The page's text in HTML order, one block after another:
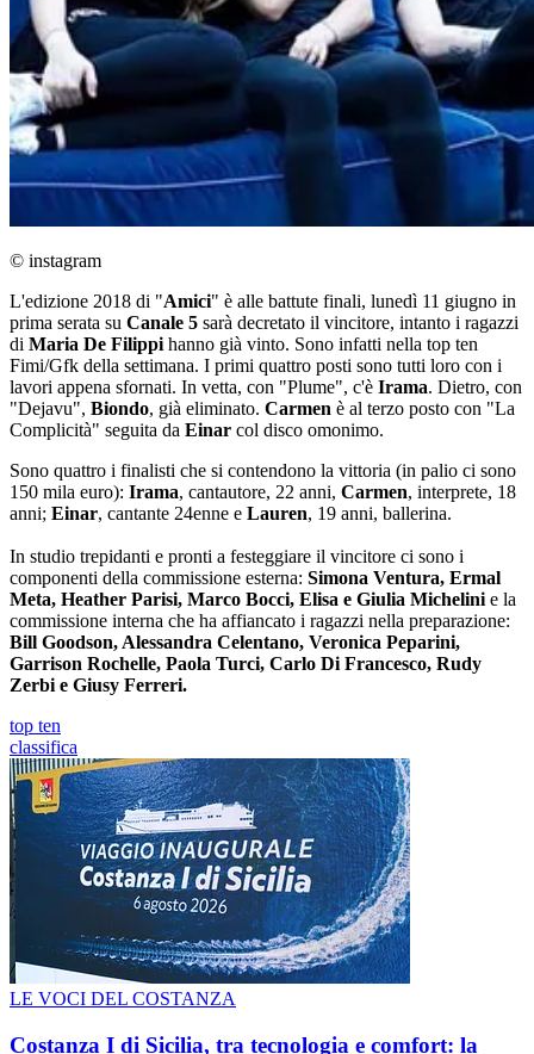
© instagram
L'edizione 2018 di "Amici" è alle battute finali, lunedì 11 giugno in
prima serata su Canale 5 sarà decretato il vincitore, intanto i ragazzi
di Maria De Filippi hanno già vinto. Sono infatti nella top ten
Fimi/Gfk della settimana. I primi quattro posti sono tutti loro con i
lavori appena sfornati. In vetta, con "Plume", c'è Irama. Dietro, con
"Dejavu", Biondo, già eliminato. Carmen è al terzo posto con "La
Complicità" seguita da Einar col disco omonimo.
Sono quattro i finalisti che si contendono la vittoria (in palio ci sono
150 mila euro): Irama, cantautore, 22 anni, Carmen, interprete, 18
anni; Einar, cantante 24enne e Lauren, 19 anni, ballerina.
In studio trepidanti e pronti a festeggiare il vincitore ci sono i
componenti della commissione esterna: Simona Ventura, Ermal
Meta, Heather Parisi, Marco Bocci, Elisa e Giulia Michelini e la
commissione interna che ha affiancato i ragazzi nella preparazione:
Bill Goodson, Alessandra Celentano, Veronica Peparini,
Garrison Rochelle, Paola Turci, Carlo Di Francesco, Rudy
Zerbi e Giusy Ferreri.
top ten
classifica
LE VOCI DEL COSTANZA
Costanza I di Sicilia, tra tecnologia e comfort: la